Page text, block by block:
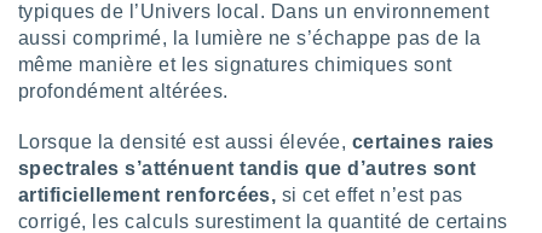
profils
des
typiques de l’Univers local. Dans un environnement
aussi comprimé, la lumière ne s’échappe pas de la
même manière et les signatures chimiques sont
profondément altérées.
Lorsque la densité est aussi élevée, certaines raies
spectrales s’atténuent tandis que d’autres sont
artificiellement renforcées, si cet effet n’est pas
corrigé, les calculs surestiment la quantité de certains